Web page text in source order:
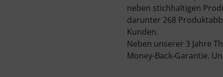
neben stichhaltigen
darunter 268
Kunden.
Neben unserer 3 Jahre
Money-Back-Garantie.